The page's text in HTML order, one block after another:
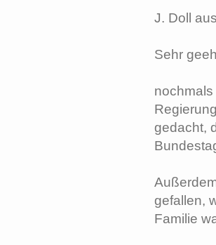
J. Doll
Sehr
gedacht,
gefallen,
Familie